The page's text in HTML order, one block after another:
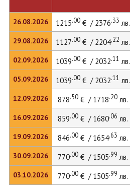
26.08.2026
29.08.2026
02.09.2026
05.09.2026
12.09.2026
16.09.2026
19.09.2026
30.09.2026
03.10.2026
1215.00€ / 2376.33 лв.
1127.00€ / 2204.22 лв.
1039.00€ / 2032.11 лв.
1039.00€ / 2032.11 лв.
878.50€ / 1718.20лв.
859.00€ / 1680.06 лв.
846.00€ / 1654.63 лв.
770.00€ / 1505.99 лв.
770.00€ / 1505.99 лв.